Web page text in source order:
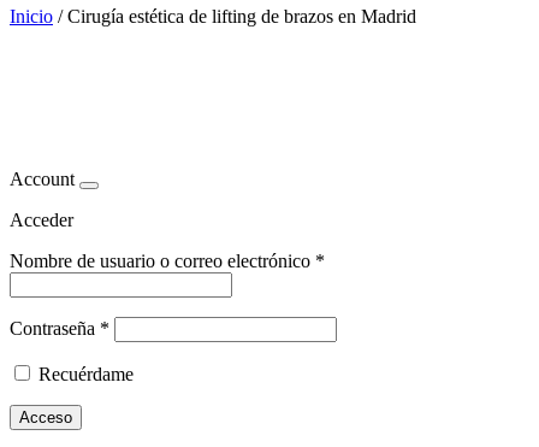
Inicio /Cirugía estética de lifting de brazos en Madrid
Account
Acceder
Nombre de usuario o correo electrónico *
Contraseña *
Recuérdame
Acceso